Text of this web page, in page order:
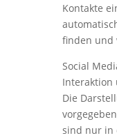
Kontakte
finden und
Social
Interaktion
Die
sind nur in